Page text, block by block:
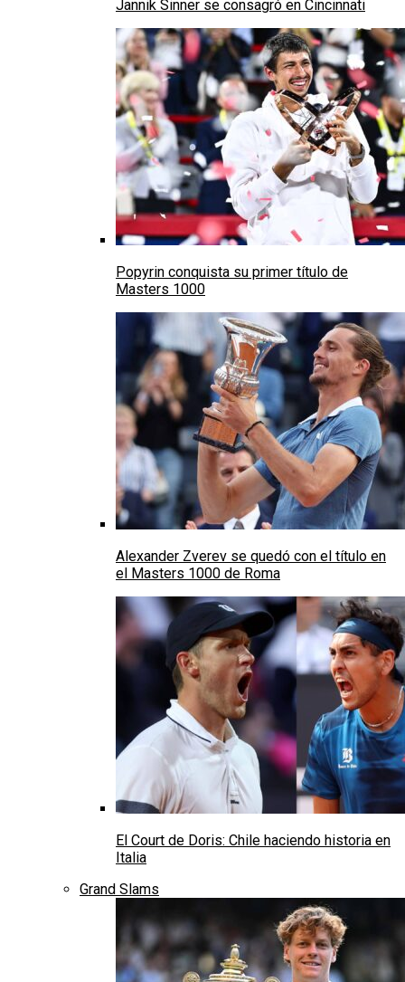
Jannik Sinner se consagró en Cincinnati
Popyrin conquista su primer título de
Masters 1000
Alexander Zverev se quedó con el título en
el Masters 1000 de Roma
El Court de Doris: Chile haciendo historia en
Italia
Grand Slams